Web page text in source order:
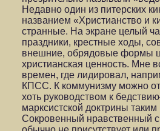
Недавно один из питерских
названием «Христианство и
странные. На экране целый
праздники, крестные ходы,
внешние, обрядовые формы
христианская ценность. Мне
времен, где лидировал,
КПСС. К коммунизму можно
хоть руководством к
марксистской доктрины
Сокровенный нравственный